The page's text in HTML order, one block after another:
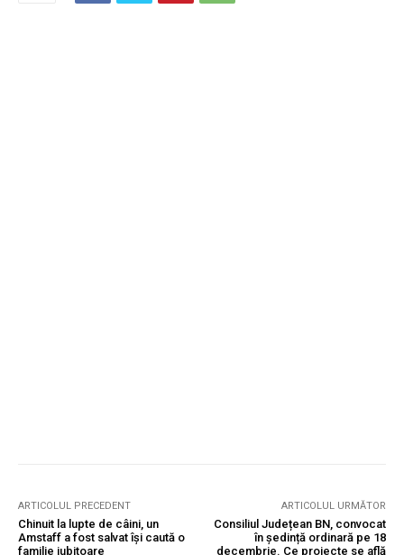
ARTICOLUL PRECEDENT
Chinuit la lupte de câini, un
Amstaff a fost salvat își caută o
familie iubitoare
ARTICOLUL URMĂTOR
Consiliul Județean BN, convocat
în ședință ordinară pe 18
decembrie. Ce proiecte se află